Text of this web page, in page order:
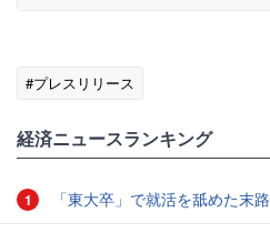
#プレスリリース
経済ニュースランキング
1 「東大卒」で就活を舐めた末路